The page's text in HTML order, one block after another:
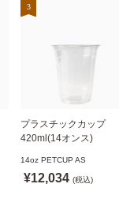
プラスチックカップ
420ml(14オンス)
製)
※沖縄・離島 配送料
14oz PETCUP AS
¥12,034 (税込)